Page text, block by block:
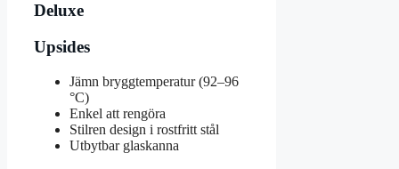
Deluxe
Upsides
Jämn bryggtemperatur (92–96
°C)
Enkel att rengöra
Stilren design i rostfritt stål
Utbytbar glaskanna